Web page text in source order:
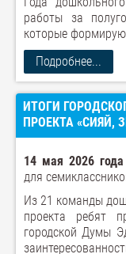
работы за
которые
Подробнее...
ИТОГИ
ПРОЕКТА «СИЯЙ,
14 мая 2026 года
для
Из 21 команды
проекта ребят
городской Думы